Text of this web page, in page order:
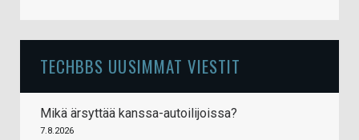
TECHBBS UUSIMMAT VIESTIT
Mikä ärsyttää kanssa-autoilijoissa?
7.8.2026